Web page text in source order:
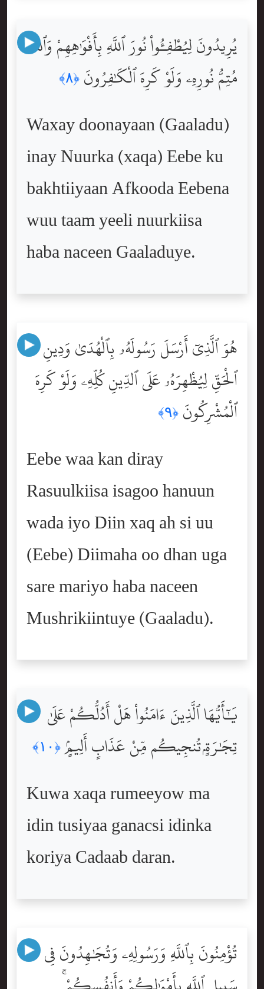
يُرِيدُونَ لِيُطْفِـُٔواْ نُورَ ٱللَّهِ بِأَفْوَٰهِهِمْ وَٱللَّهُ
مُتِمُّ نُورِهِۦ وَلَوْ كَرِهَ ٱلْكَٰفِرُونَ ﴿٨﴾
Waxay doonayaan (Gaaladu)
inay Nuurka (xaqa) Eebe ku
bakhtiiyaan Afkooda Eebena
wuu taam yeeli nuurkiisa
haba naceen Gaaladuye.
هُوَ ٱلَّذِىٓ أَرْسَلَ رَسُولَهُۥ بِٱلْهُدَىٰ وَدِينِ
ٱلْحَقِّ لِيُظْهِرَهُۥ عَلَى ٱلدِّينِ كُلِّهِۦ وَلَوْ كَرِهَ
ٱلْمُشْرِكُونَ ﴿٩﴾
Eebe waa kan diray
Rasuulkiisa isagoo hanuun
wada iyo Diin xaq ah si uu
(Eebe) Diimaha oo dhan uga
sare mariyo haba naceen
Mushrikiintuye (Gaaladu).
يَٰٓأَيُّهَا ٱلَّذِينَ ءَامَنُواْ هَلْ أَدُلُّكُمْ عَلَىٰ
تِجَٰرَةٍۢ تُنجِيكُم مِّنْ عَذَابٍ أَلِيمٍۢ﴿١٠﴾
Kuwa xaqa rumeeyow ma
idin tusiyaa ganacsi idinka
koriya Cadaab daran.
تُؤْمِنُونَ بِٱللَّهِ وَرَسُولِهِۦ وَتُجَٰهِدُونَ فِى